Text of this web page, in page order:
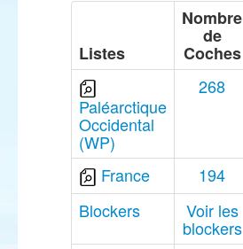
Listes
Nombre
de
Coches
Paléarctique
Occidental
(WP)
268
France 194
Blockers
Voir les
blockers